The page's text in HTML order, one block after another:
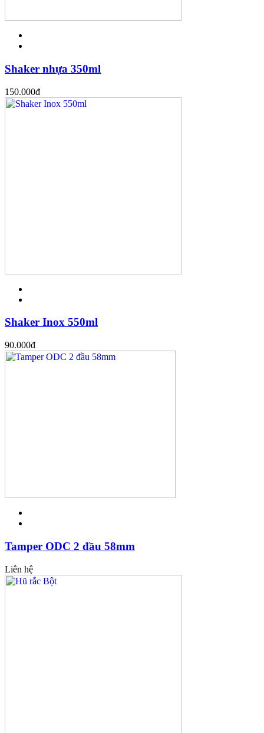
Shaker nhựa 350ml
150.000đ
Shaker Inox 550ml
90.000đ
Tamper ODC 2 đầu 58mm
Liên hệ